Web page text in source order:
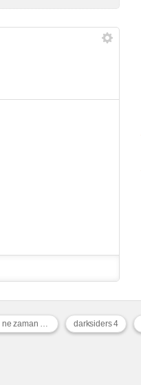
darksiders 4
god of war trilogy remake ne zaman çıkacak